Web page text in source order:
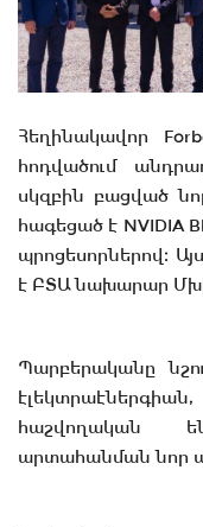
Հեղինակավոր
հոդվածում
սկզբին բացված
հագեցած է NVIDIA
պրոցեսորներով։
է ԲՏԱ նախարար
Պարբերականը
հաշվողական
արտահանման նոր